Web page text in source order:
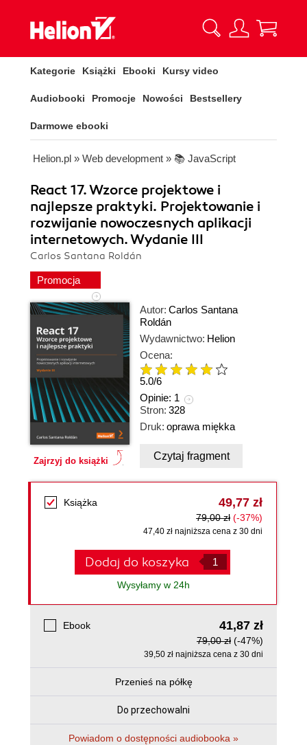
Kategorie Książki Ebooki Kursy video
Audiobooki Promocje Nowości Bestsellery
Darmowe ebooki
Helion.pl » Web development » 📚 JavaScript
React 17. Wzorce projektowe i
najlepsze praktyki. Projektowanie i
rozwijanie nowoczesnych aplikacji
internetowych. Wydanie III
Carlos Santana Roldán
Promocja
Zajrzyj do książki
Autor: Carlos Santana
Roldán
Wydawnictwo: Helion
Ocena:
5.0/6
Opinie: 1
Stron: 328
Druk: oprawa miękka
Czytaj fragment
Książka 49,77 zł
79,00 zł (-37%)
47,40 zł najniższa cena z 30 dni
Dodaj do koszyka
Wysyłamy w 24h
Ebook 41,87 zł
79,00 zł (-47%)
39,50 zł najniższa cena z 30 dni
Przenieś na półkę
Do przechowalni
Powiadom o dostępności audiobooka »